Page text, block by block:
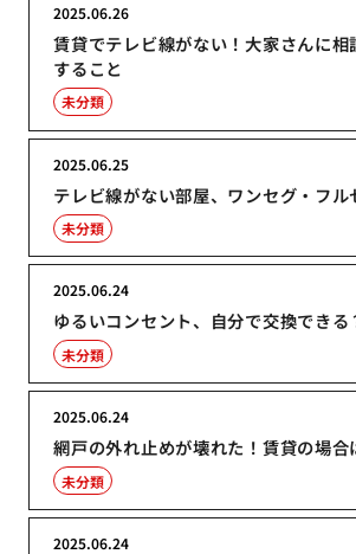
賃貸でテレビ線がない！大家さんに相
すること
2025.06.26
未分類
テレビ線がない部屋、ワンセグ・フル
2025.06.25
未分類
ゆるいコンセント、自分で交換できる
2025.06.24
未分類
網戸の外れ止めが壊れた！賃貸の場合
2025.06.24
未分類
2025.06.24